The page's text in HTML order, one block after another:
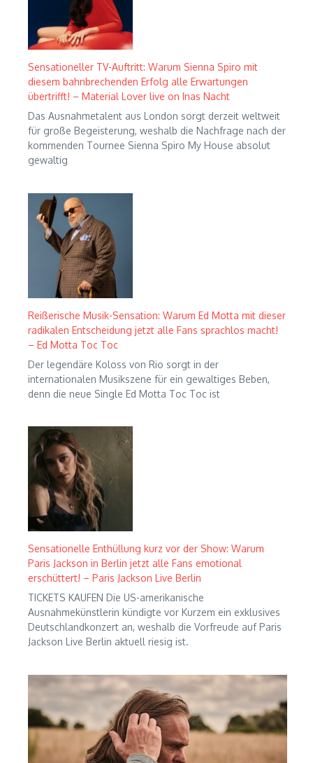
Sensationeller TV-Auftritt: Warum Sienna Spiro mit
diesem bahnbrechenden Erfolg alle Erwartungen
übertrifft! – Material Lover live on Inas Nacht
Das Ausnahmetalent aus London sorgt derzeit weltweit
für große Begeisterung, weshalb die Nachfrage nach der
kommenden Tournee Sienna Spiro My House absolut
gewaltig
Reißerische Musik-Sensation: Warum Ed Motta mit dieser
radikalen Entscheidung jetzt alle Fans sprachlos macht!
– Ed Motta Toc Toc
Der legendäre Koloss von Rio sorgt in der
internationalen Musikszene für ein gewaltiges Beben,
denn die neue Single Ed Motta Toc Toc ist
Sensationelle Enthüllung kurz vor der Show: Warum
Paris Jackson in Berlin jetzt alle Fans emotional
erschüttert! – Paris Jackson Live Berlin
TICKETS KAUFEN Die US-amerikanische
Ausnahmekünstlerin kündigte vor Kurzem ein exklusives
Deutschlandkonzert an, weshalb die Vorfreude auf Paris
Jackson Live Berlin aktuell riesig ist.